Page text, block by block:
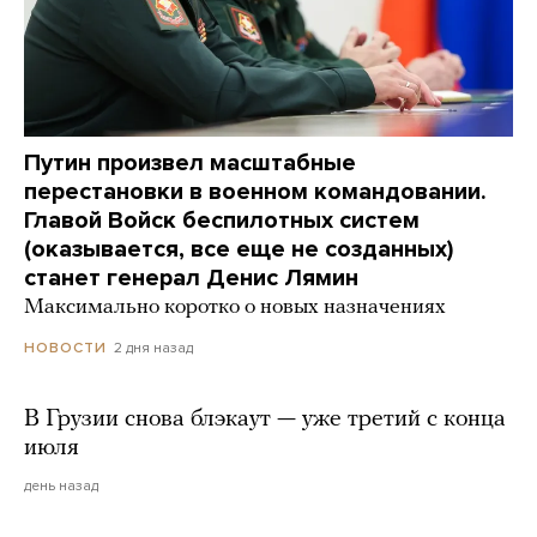
Путин произвел масштабные
перестановки в военном командовании.
Главой Войск беспилотных систем
(оказывается, все еще не созданных)
станет генерал Денис Лямин
Максимально коротко о новых назначениях
НОВОСТИ 2 дня назад
В Грузии снова блэкаут — уже третий с конца
июля
день назад